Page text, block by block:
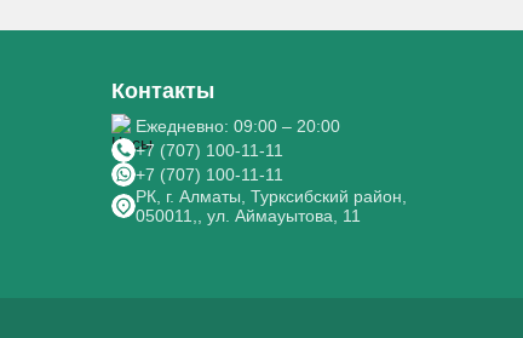
Контакты
Ежедневно: 09:00 – 20:00
+7 (707) 100-11-11
+7 (707) 100-11-11
РК, г. Алматы, Турксибский район,
050011,, ул. Аймауытова, 11